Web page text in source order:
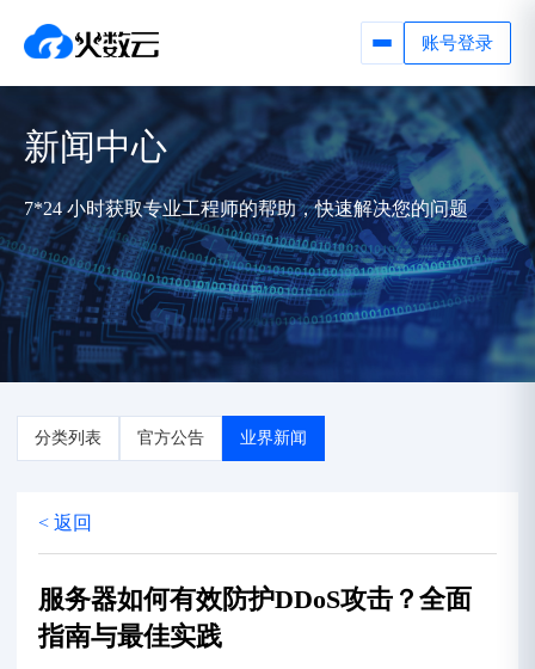
账号登录
新闻中心
7*24 小时获取专业工程师的帮助，快速解决您的问题
分类列表 官方公告 业界新闻
< 返回
服务器如何有效防护DDoS攻击？全面
指南与最佳实践